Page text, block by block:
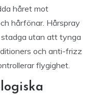
håret mot
hårfönar. Hårspray
utan att tynga
och anti-frizz
flygighet.